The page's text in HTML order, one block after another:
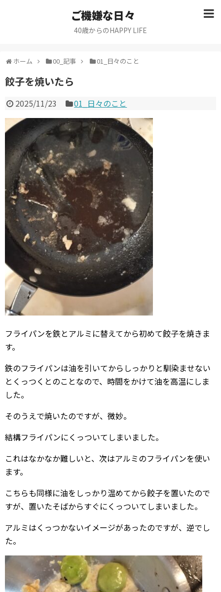
ご機嫌な日々
40歳からのHAPPY LIFE
ホーム 00_記事 01_日々のこと
餃子を焼いたら
2025/11/23 01_日々のこと
フライパンを鉄とアルミに替えてから初めて餃子を焼きま
す。
鉄のフライパンは油を引いてからしっかりと馴染ませない
とくっつくとのことなので、時間をかけて油を高温にしま
した。
そのうえで焼いたのですが、微妙。
結構フライパンにくっついてしまいました。
これはなかなか難しいと、次はアルミのフライパンを使い
ます。
こちらも同様に油をしっかり温めてから餃子を置いたので
すが、置いたそばからすぐにくっついてしまいました。
アルミはくっつかないイメージがあったのですが、逆でし
た。